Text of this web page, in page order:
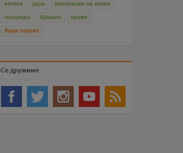
вечера јајца декорации од храна
чоколадо брашно ореви
Види повеќе
Се дружиме